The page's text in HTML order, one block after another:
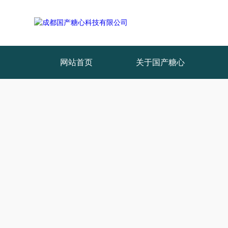
网站首页 关于国产糖心